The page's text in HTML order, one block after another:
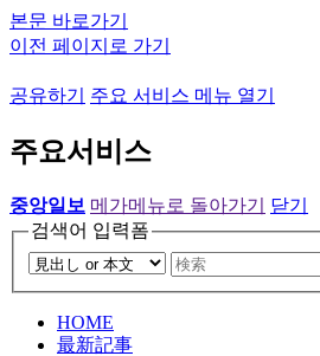
본문 바로가기
이전 페이지로 가기
공유하기 주요 서비스 메뉴 열기
주요서비스
중앙일보 메가메뉴로 돌아가기
닫기
검색어 입력폼
HOME
最新記事